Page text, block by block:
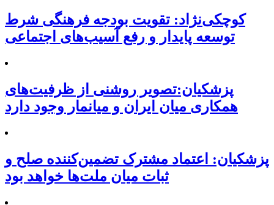
کوچکی‌نژاد: تقویت بودجه فرهنگی شرط
توسعه پایدار و رفع آسیب‌های اجتماعی
پزشکیان:تصویر روشنی از ظرفیت‌های
همکاری میان ایران و میانمار وجود دارد
پزشکیان: اعتماد مشترک تضمین‌کننده صلح و
ثبات میان ملت‌ها خواهد بود